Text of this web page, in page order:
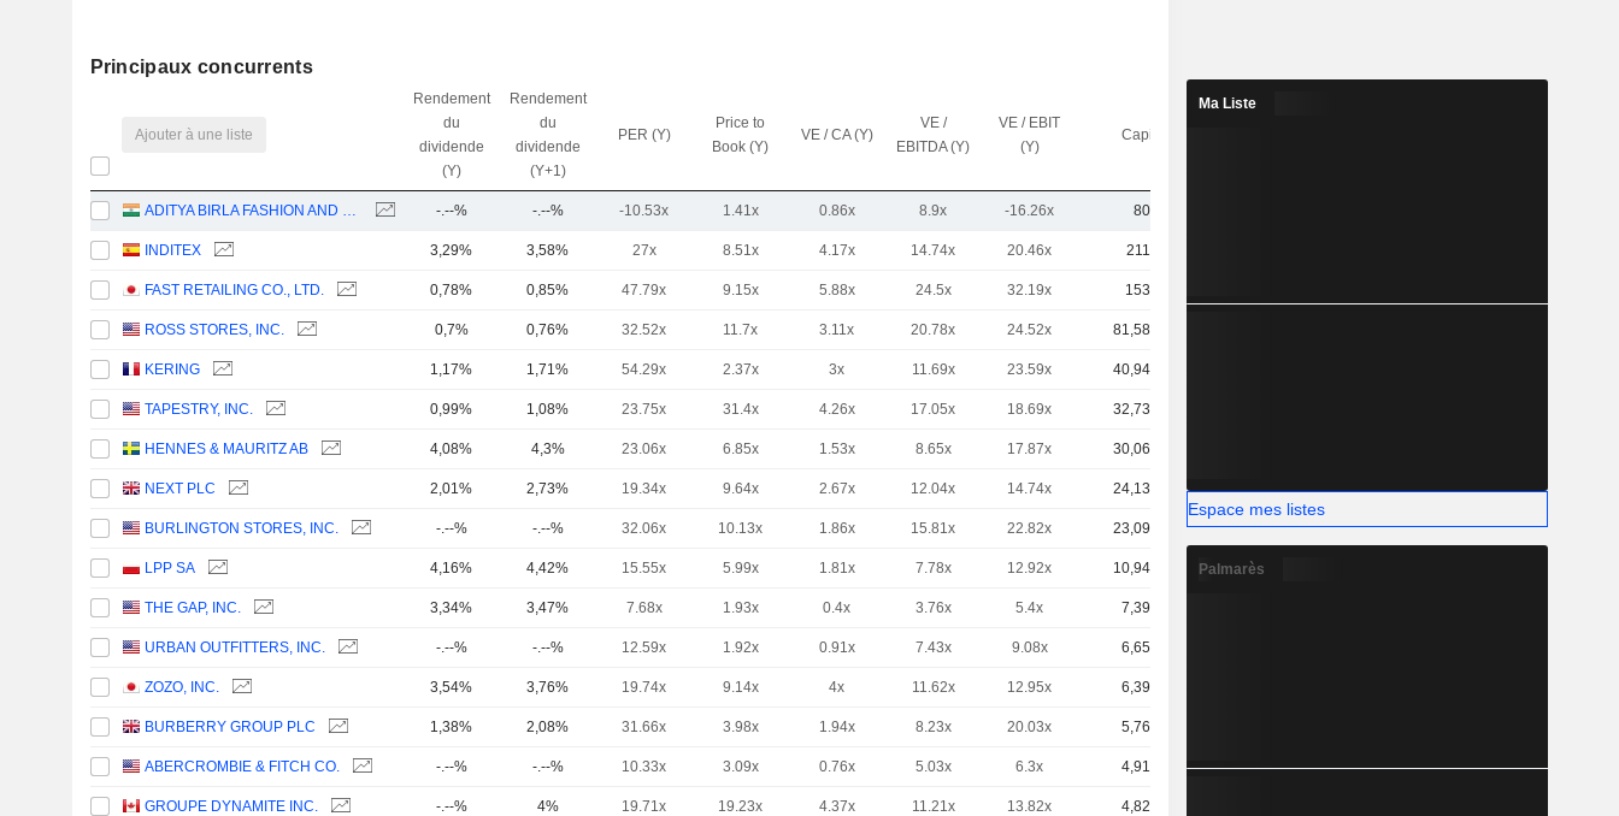
Principaux concurrents
Ajouter à une liste
Rendement
du
dividende
(Y)
Rendement
du
dividende
(Y+1)
PER (Y)
Price to
Book (Y)
VE / CA (Y)
VE /
EBITDA (Y)
VE / EBIT
(Y)
Capi.($)
ADITYA BIRLA FASHION AND RETAIL LIMITED -.--% -.--% -10.53x 1.41x 0.86x 8.9x -16.26x 808 M
INDITEX 3,29% 3,58% 27x 8.51x 4.17x 14.74x 20.46x 211 Md
FAST RETAILING CO., LTD. 0,78% 0,85% 47.79x 9.15x 5.88x 24.5x 32.19x 153 Md
ROSS STORES, INC. 0,7% 0,76% 32.52x 11.7x 3.11x 20.78x 24.52x 81,58 Md
KERING 1,17% 1,71% 54.29x 2.37x 3x 11.69x 23.59x 40,94 Md
TAPESTRY, INC. 0,99% 1,08% 23.75x 31.4x 4.26x 17.05x 18.69x 32,73 Md
HENNES & MAURITZ AB 4,08% 4,3% 23.06x 6.85x 1.53x 8.65x 17.87x 30,06 Md
NEXT PLC 2,01% 2,73% 19.34x 9.64x 2.67x 12.04x 14.74x 24,13 Md
BURLINGTON STORES, INC. -.--% -.--% 32.06x 10.13x 1.86x 15.81x 22.82x 23,09 Md
LPP SA 4,16% 4,42% 15.55x 5.99x 1.81x 7.78x 12.92x 10,94 Md
THE GAP, INC. 3,34% 3,47% 7.68x 1.93x 0.4x 3.76x 5.4x 7,39 Md
URBAN OUTFITTERS, INC. -.--% -.--% 12.59x 1.92x 0.91x 7.43x 9.08x 6,65 Md
ZOZO, INC. 3,54% 3,76% 19.74x 9.14x 4x 11.62x 12.95x 6,39 Md
BURBERRY GROUP PLC 1,38% 2,08% 31.66x 3.98x 1.94x 8.23x 20.03x 5,76 Md
ABERCROMBIE & FITCH CO. -.--% -.--% 10.33x 3.09x 0.76x 5.03x 6.3x 4,91 Md
GROUPE DYNAMITE INC. -.--% 4% 19.71x 19.23x 4.37x 11.21x 13.82x 4,82 Md
Ma Liste
Espace mes listes
Palmarès